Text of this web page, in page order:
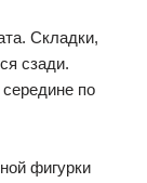
Складки,
сзади.
середине по
фигурки